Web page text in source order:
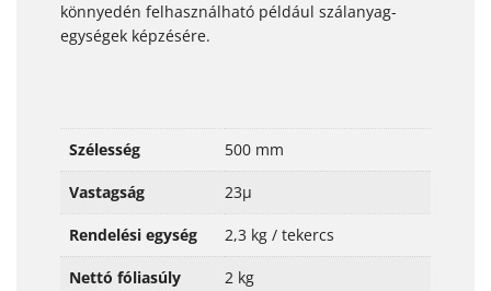
könnyedén felhasználható például szálanyag-
egységek képzésére.
Szélesség 500 mm
Vastagság 23μ
Rendelési egység 2,3 kg / tekercs
Nettó fóliasúly 2 kg